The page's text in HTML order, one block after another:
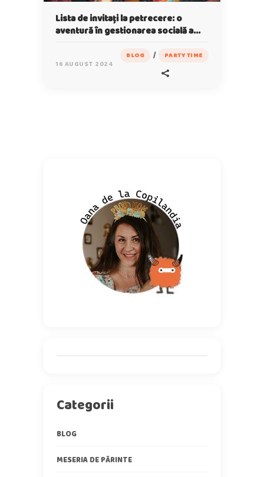
Lista de invitați la petrecere: o
aventură în gestionarea socială a
16 AUGUST 2024
BLOG / PARTY TIME
Categorii
BLOG
MESERIA DE PĂRINTE